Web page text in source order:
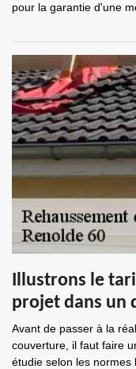
pour la garantie d'une
Illustrons le
projet dans un
Avant de passer à la
couverture, il faut faire
étudie selon les normes